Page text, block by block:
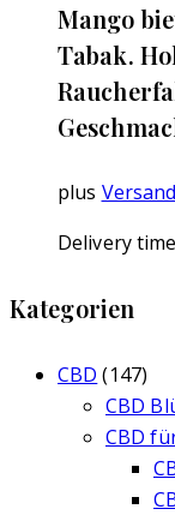
Mango
Tabak.
plus
Delivery
Kategorien
CBD (147)
CBD
CBD